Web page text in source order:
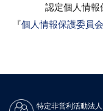
認定個人情報
『個人情報保護委員
特定非営利活動法人